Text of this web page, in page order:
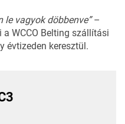
le vagyok döbbenve”–
WCCO Belting szállítási
évtizeden keresztül.